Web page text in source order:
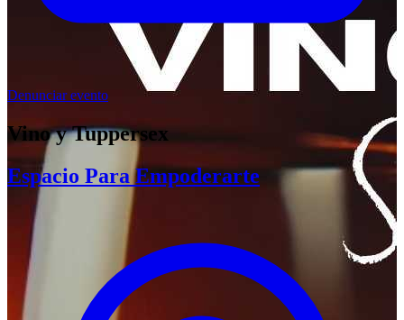
Denunciar evento
Vino y Tuppersex
Espacio Para Empoderarte